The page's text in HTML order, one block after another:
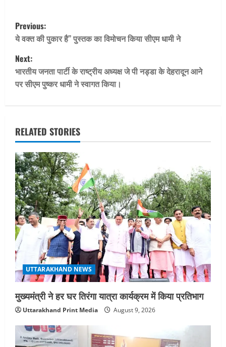
P
o
s
t
a
v
i
g
a
t
i
o
n
Previous:
ये वक्त की पुकार है’’ पुस्तक का विमोचन किया सीएम धामी ने
Next:
भारतीय जनता पार्टी के राष्ट्रीय अध्यक्ष जे पी नड्डा के देहरादून आने
पर सीएम पुष्कर धामी ने स्वागत किया।
RELATED STORIES
UTTARAKHAND NEWS
मुख्यमंत्री ने हर घर तिरंगा यात्रा कार्यक्रम में किया प्रतिभाग
Uttarakhand Print Media August 9, 2026